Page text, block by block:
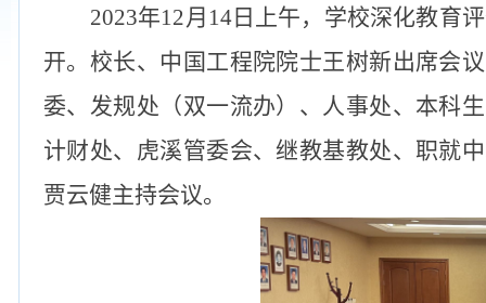
2023年12月 14日上午，学校深化教育
开。校长、中国工程院院士王树新出席会
委、发规处（双一流办）、人事处、本科
计财处、虎溪管委会、继教基教处、职就
贾云健主持会议。